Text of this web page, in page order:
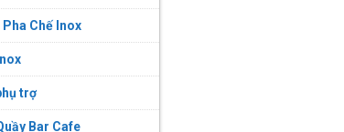
Pha Chế Inox
trợ
Bar Cafe